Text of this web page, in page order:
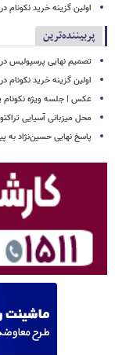
اولین گزینه خرید نکونام
پربیننده‌ترین
تصمیم نهایی پرسپولیس
اولین گزینه خرید نکونام
عکس | جلسه ویژه نکونام
محل میزبانی آسیایی
پاسخ نهایی حسین‌نژاد به